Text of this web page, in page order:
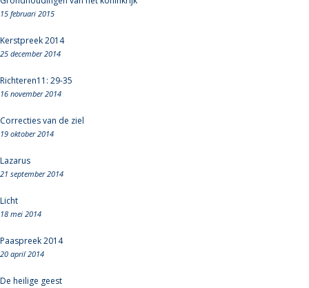
15 februari 2015
Kerstpreek 2014
25 december 2014
Richteren11: 29-35
16 november 2014
Correcties van de ziel
19 oktober 2014
Lazarus
21 september 2014
Licht
18 mei 2014
Paaspreek 2014
20 april 2014
De heilige geest